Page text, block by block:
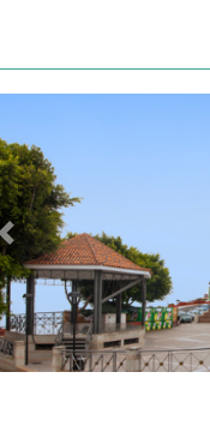
Previous